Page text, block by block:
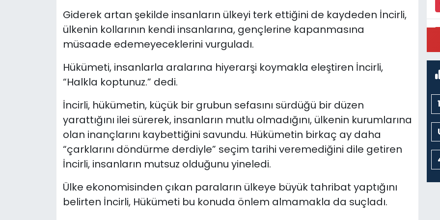
Giderek artan şekilde insanların ülkeyi terk ettiğini de kaydeden İncirli,
ülkenin kollarının kendi insanlarına, gençlerine kapanmasına
müsaade edemeyeceklerini vurguladı.
Hükümeti, insanlarla aralarına hiyerarşi koymakla eleştiren İncirli,
“Halkla koptunuz.” dedi.
İncirli, hükümetin, küçük bir grubun sefasını sürdüğü bir düzen
yarattığını ilei sürerek, insanların mutlu olmadığını, ülkenin kurumlarına
olan inançlarını kaybettiğini savundu. Hükümetin birkaç ay daha
“çarklarını döndürme derdiyle” seçim tarihi veremediğini dile getiren
İncirli, insanların mutsuz olduğunu yineledi.
Ülke ekonomisinden çıkan paraların ülkeye büyük tahribat yaptığını
belirten İncirli, Hükümeti bu konuda önlem almamakla da suçladı.